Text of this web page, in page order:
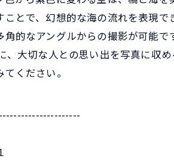
とで、幻想的な海の流れを表現
的なアングルからの撮影が可能
、大切な人との思い出を写真に収
ください。